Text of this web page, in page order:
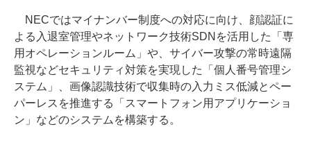
NECではマイナンバー制度への対応に向け、顔認証に
よる入退室管理やネットワーク技術SDNを活用した「専
用オペレーションルーム」や、サイバー攻撃の常時遠隔
監視などセキュリティ対策を実現した「個人番号管理シ
ステム」、画像認識技術で収集時の入力ミス低減とペー
パーレスを推進する「スマートフォン用アプリケーショ
ン」などのシステムを構築する。